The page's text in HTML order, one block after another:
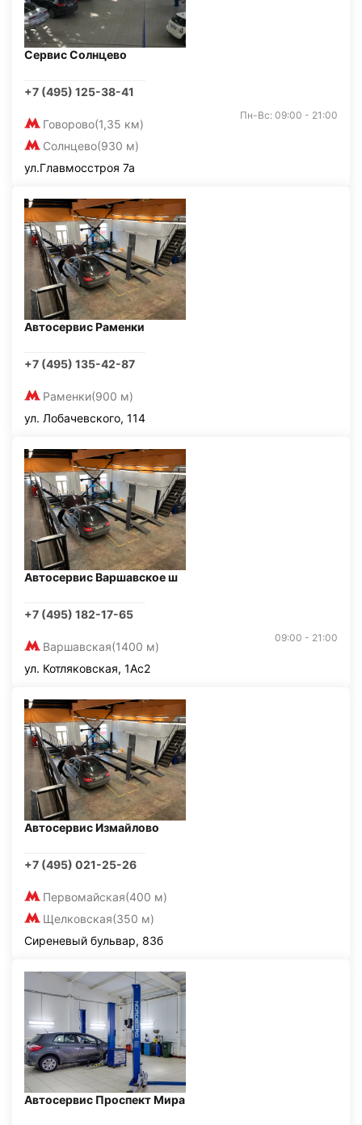
Сервис Солнцево
+7 (495) 125-38-41
Говорово(1,35 км)
Солнцево(930 м)
Пн-Вс: 09:00 - 21:00
ул.Главмосстроя 7а
Автосервис Раменки
+7 (495) 135-42-87
Раменки(900 м)
ул. Лобачевского, 114
Автосервис Варшавское ш
+7 (495) 182-17-65
Варшавская(1400 м)
09:00 - 21:00
ул. Котляковская, 1Ас2
Автосервис Измайлово
+7 (495) 021-25-26
Первомайская(400 м)
Щелковская(350 м)
Сиреневый бульвар, 83б
Автосервис Проспект Мира